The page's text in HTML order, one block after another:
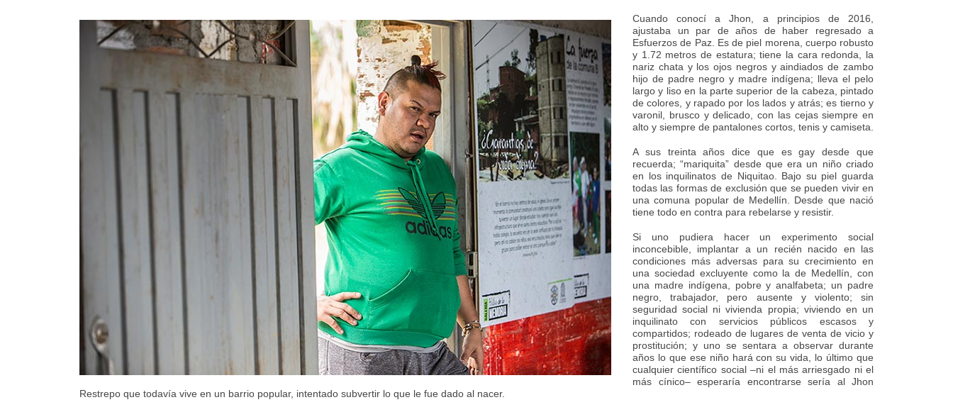
Cuando conocí a Jhon, a principios de 2016,
ajustaba un par de años de haber regresado a
Esfuerzos de Paz. Es de piel morena, cuerpo robusto
y 1.72 metros de estatura; tiene la cara redonda, la
nariz chata y los ojos negros y aindiados de zambo
hijo de padre negro y madre indígena; lleva el pelo
largo y liso en la parte superior de la cabeza, pintado
de colores, y rapado por los lados y atrás; es tierno y
varonil, brusco y delicado, con las cejas siempre en
alto y siempre de pantalones cortos, tenis y camiseta.
A sus treinta años dice que es gay desde que
recuerda; “mariquita” desde que era un niño criado
en los inquilinatos de Niquitao. Bajo su piel guarda
todas las formas de exclusión que se pueden vivir en
una comuna popular de Medellín. Desde que nació
tiene todo en contra para rebelarse y resistir.
Si uno pudiera hacer un experimento social
inconcebible, implantar a un recién nacido en las
condiciones más adversas para su crecimiento en
una sociedad excluyente como la de Medellín, con
una madre indígena, pobre y analfabeta; un padre
negro, trabajador, pero ausente y violento; sin
seguridad social ni vivienda propia; viviendo en un
inquilinato con servicios públicos escasos y
compartidos; rodeado de lugares de venta de vicio y
prostitución; y uno se sentara a observar durante
años lo que ese niño hará con su vida, lo último que
cualquier científico social –ni el más arriesgado ni el
más cínico– esperaría encontrarse sería al Jhon
Restrepo que todavía vive en un barrio popular, intentado subvertir lo que le fue dado al nacer.